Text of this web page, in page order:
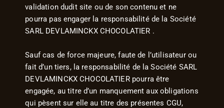
validation dudit site ou de son contenu et ne
pourra pas engager la responsabilité de la Société
SARL DEVLAMINCKX CHOCOLATIER .
Sauf cas de force majeure, faute de l’utilisateur ou
fait d’un tiers, la responsabilité de la Société SARL
DEVLAMINCKX CHOCOLATIER pourra être
engagée, au titre d’un manquement aux obligations
qui pèsent sur elle au titre des présentes CGU,